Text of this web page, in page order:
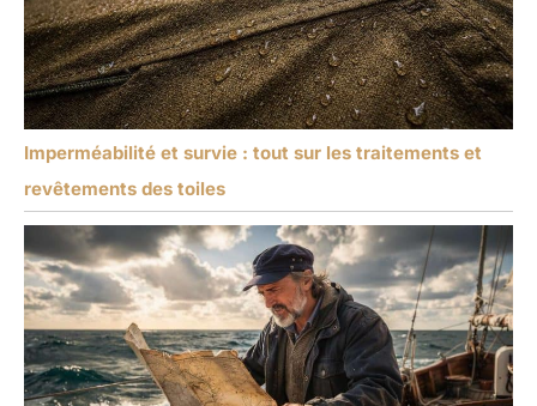
Imperméabilité et survie : tout sur les traitements et
revêtements des toiles